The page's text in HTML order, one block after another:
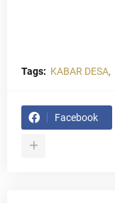
Tags: KABAR DESA
Facebook